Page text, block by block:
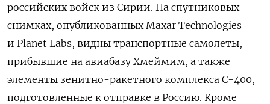
российских войск из Сирии. На спутниковых
снимках, опубликованных Maxar Technologies
и Planet Labs, видны транспортные самолеты,
прибывшие на авиабазу Хмеймим, а также
элементы зенитно-ракетного комплекса С-400,
подготовленные к отправке в Россию. Кроме